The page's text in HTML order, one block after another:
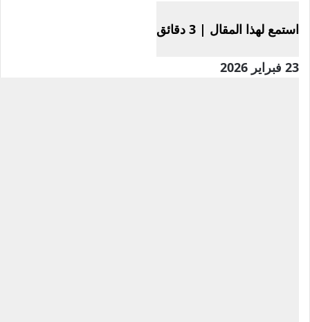
استمع لهذا المقال | 3 دقائق
نُشرت
23 فبراير 2026